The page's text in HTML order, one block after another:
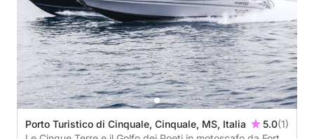
Porto Turistico di Cinquale, Cinquale, MS, Italia 5.0(1)